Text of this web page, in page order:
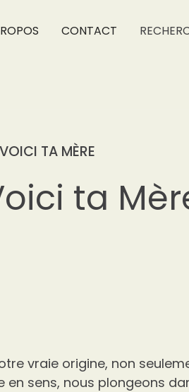
CONTACT
VOICI TA MÈRE
ta
vraie origine, non
en sens, nous plongeons